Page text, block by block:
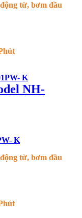
từ, bơm đầu
NH-
K
từ, bơm đầu